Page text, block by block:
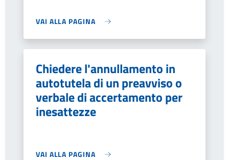
VAI ALLA PAGINA
Chiedere l'annullamento in
autotutela di un preavviso o
verbale di accertamento per
inesattezze
VAI ALLA PAGINA